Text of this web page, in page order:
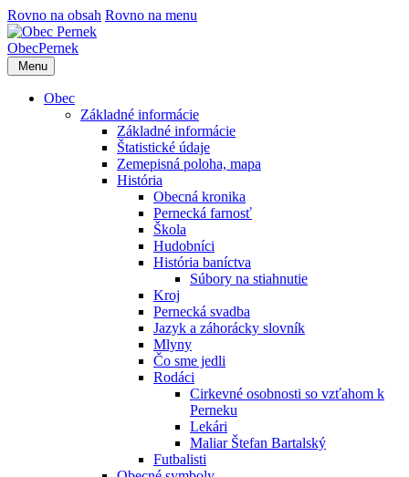
Rovno na obsah Rovno na menu
ObecPernek
Menu
Obec
Základné informácie
Základné informácie
Štatistické údaje
Zemepisná poloha, mapa
História
Obecná kronika
Pernecká farnosť
Škola
Hudobníci
História baníctva
Súbory na stiahnutie
Kroj
Pernecká svadba
Jazyk a záhorácky slovník
Mlyny
Čo sme jedli
Rodáci
Cirkevné osobnosti so vzťahom k
Perneku
Lekári
Maliar Štefan Bartalský
Futbalisti